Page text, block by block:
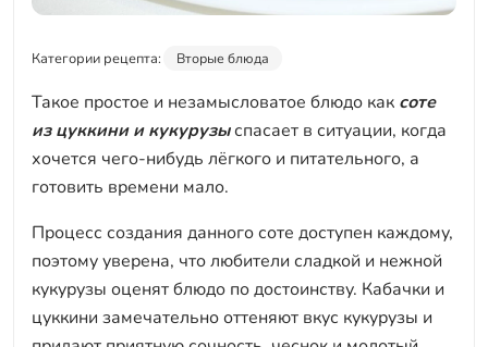
Категории рецепта: Вторые блюда
Такое простое и незамысловатое блюдо как соте
из цуккини и кукурузыспасает в ситуации, когда
хочется чего-нибудь лёгкого и питательного, а
готовить времени мало.
Процесс создания данного соте доступен каждому,
поэтому уверена, что любители сладкой и нежной
кукурузы оценят блюдо по достоинству. Кабачки и
цуккини замечательно оттеняют вкус кукурузы и